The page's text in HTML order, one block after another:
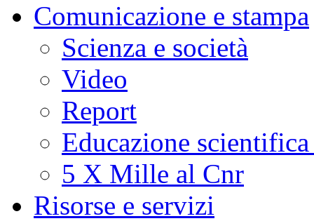
Comunicazione e stampa
Scienza e società
Video
Report
Educazione
5 X Mille al Cnr
Risorse e servizi